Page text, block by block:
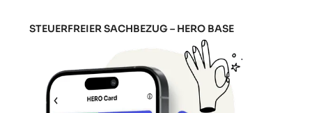
STEUERFREIER SACHBEZUG – HERO BASE